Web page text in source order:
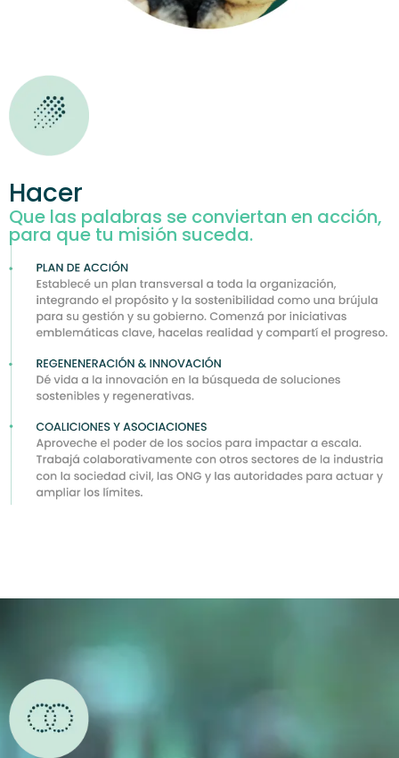
Hacer
Que las palabras se conviertan en acción,
para que tu misión suceda.